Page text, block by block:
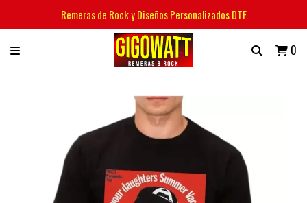
Remeras de Rock y Diseños Personalizados DTF
0